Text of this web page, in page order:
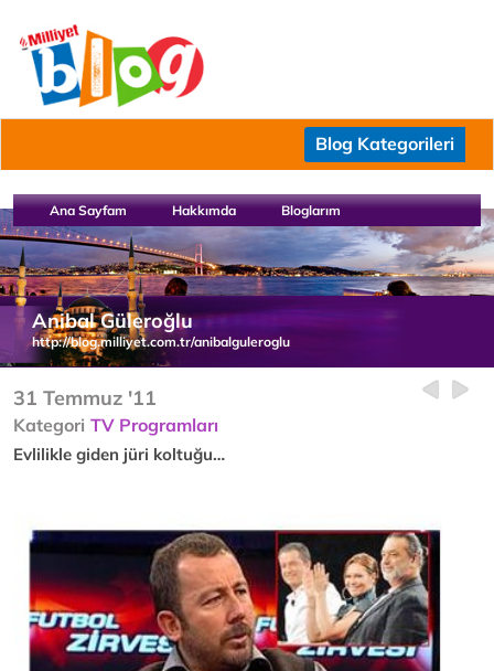
Blog Kategorileri
Ana Sayfam Hakkımda Bloglarım
Anibal Güleroğlu
http://blog.milliyet.com.tr/anibalguleroglu
31 Temmuz '11
Kategori TV Programları
Evlilikle giden jüri koltuğu…